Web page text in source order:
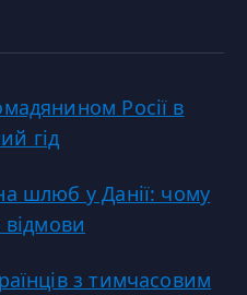
Росії в
гід
шлюб у Данії: чому
з тимчасовим